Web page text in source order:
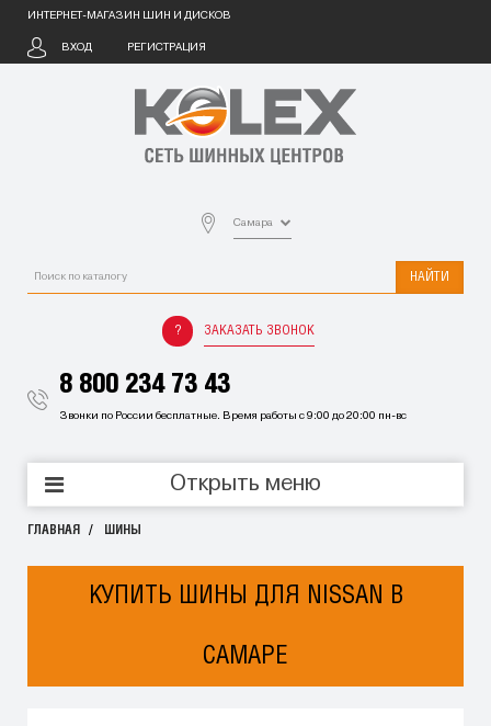
ИНТЕРНЕТ-МАГАЗИН ШИН И ДИСКОВ
ВХОД РЕГИСТРАЦИЯ
Самара
НАЙТИ
ЗАКАЗАТЬ ЗВОНОК
8 800 234 73 43
Звонки по России бесплатные. Время работы с 9:00 до 20:00 пн-вс
Открыть меню
ГЛАВНАЯ ШИНЫ
КУПИТЬ ШИНЫ ДЛЯ NISSAN В
САМАРЕ